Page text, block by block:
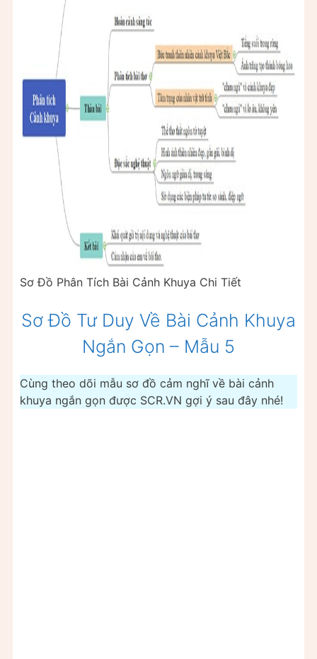
Sơ Đồ Phân Tích Bài Cảnh Khuya Chi Tiết
Sơ Đồ Tư Duy Về Bài Cảnh Khuya
Ngắn Gọn – Mẫu 5
Cùng theo dõi mẫu sơ đồ cảm nghĩ về bài cảnh
khuya ngắn gọn được SCR.VN gợi ý sau đây nhé!